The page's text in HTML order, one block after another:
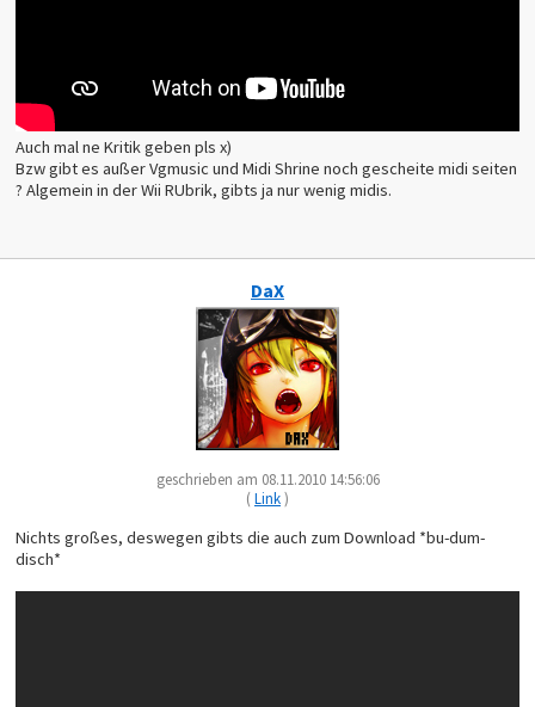
Auch mal ne Kritik geben pls x)
Bzw gibt es außer Vgmusic und Midi Shrine noch gescheite midi seiten
? Algemein in der Wii RUbrik, gibts ja nur wenig midis.
DaX
geschrieben am 08.11.2010 14:56:06
(Link)
Nichts großes, deswegen gibts die auch zum Download *bu-dum-
disch*